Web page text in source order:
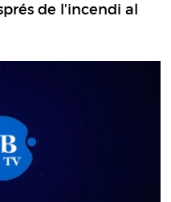
de l'incendi al